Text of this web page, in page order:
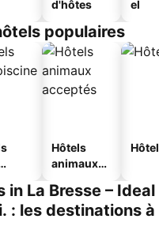
d'hôtes
el
populaires
Hôtels
animaux
La Bresse – Ideal
: les destinations à